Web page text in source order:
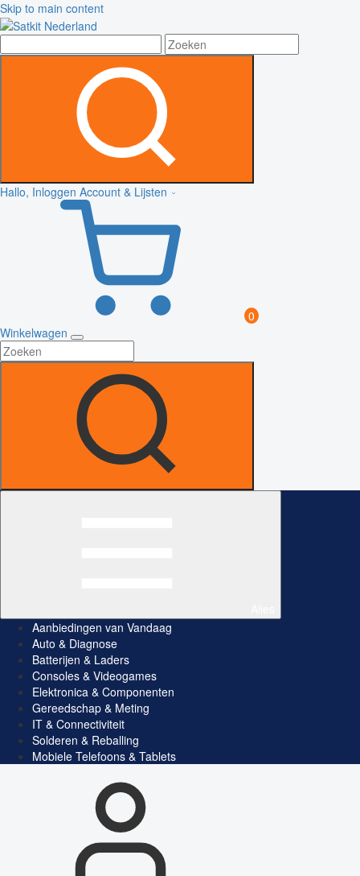
Skip to main content
Hallo, Inloggen Account & Lijsten
0
Winkelwagen
Aanbiedingen van Vandaag
Auto & Diagnose
Batterijen & Laders
Consoles & Videogames
Elektronica & Componenten
Gereedschap & Meting
IT & Connectiviteit
Solderen & Reballing
Mobiele Telefoons & Tablets